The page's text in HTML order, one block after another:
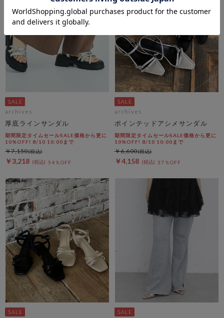
archives
厚底ラインサンダル
期間限定タイムセールSALE価格から更に
10%OFF! 8/10 10:00まで
￥3,218 54％OFF
￥7,150
archives
ポインテッドアシメサンダル
期間限定タイムセールSALE価格から更に
10%OFF! 8/10 10:00まで
￥4,158 37％OFF
￥6,600